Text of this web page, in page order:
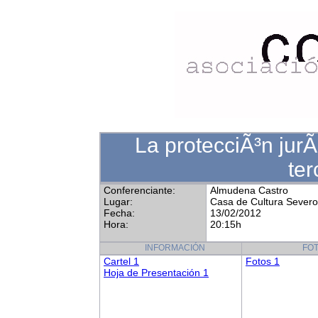
La protecciÃ³n
Conferenciante:
Lugar:
Fecha:
Hora:
Almudena Castro
Casa de Cultura
13/02/2012
20:15h
INFORMACIÓN
Cartel 1
Hoja de Presentación 1
Fotos 1